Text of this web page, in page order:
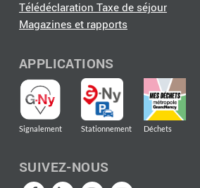
Télédéclaration Taxe de séjour
Magazines et rapports
APPLICATIONS
Signalement Stationnement Déchets
SUIVEZ-NOUS